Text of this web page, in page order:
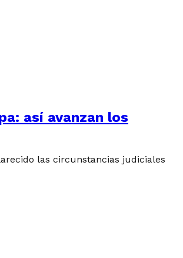
así avanzan los
las circunstancias judiciales